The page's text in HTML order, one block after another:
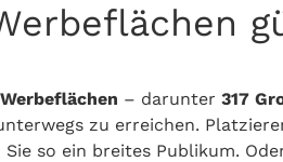
– darunter 317
zu erreichen.
so ein breites Publikum.